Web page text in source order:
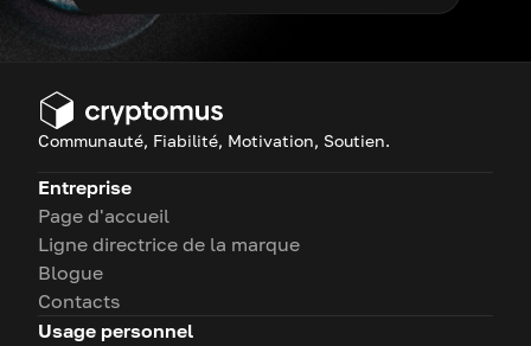
Communauté, Fiabilité, Motivation, Soutien.
Entreprise
Page d'accueil
Ligne directrice de la marque
Blogue
Contacts
Usage personnel